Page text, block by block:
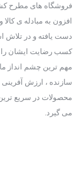
هزینه بالای
می‌شود.
آینده
با توجه به توسعه
در مناطق مدرن و
رشد و توسعه خود
فروشگاه های مطرح
افزون به مبادله ی
دست یافته و در تلاش
کسب رضایت ایشان را
مهم ترین چشم انداز
سازنده ، ارزش
محصولات در سریع
می گیرد.